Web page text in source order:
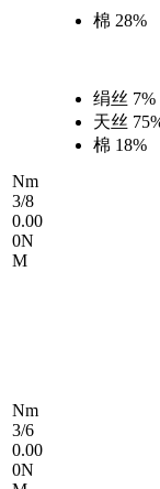
Nm
3/8
0.00
0N
M
Nm
3/6
0.00
0N
棉 28%
绢丝 7%
天丝
棉 18%